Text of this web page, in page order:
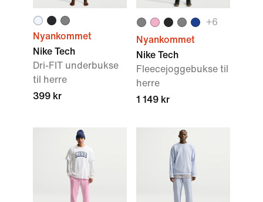
Nyankommet
Nike Tech
Dri-FIT underbukse
til herre
399 kr
+6
Nyankommet
Nike Tech
Fleecejoggebukse til
herre
1 149 kr